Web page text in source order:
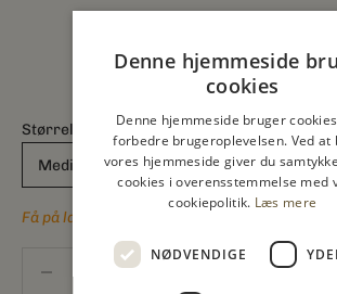
Størrelse:
Medium
Få på lager
Sænk antal
Denne hjemmeside
cookies
Denne hjemmeside bruger
forbedre brugeroplevelsen. Ved at
vores hjemmeside giver du
cookies i overensstemmelse med
cookiepolitik. Læs mere
NØDVENDIGE